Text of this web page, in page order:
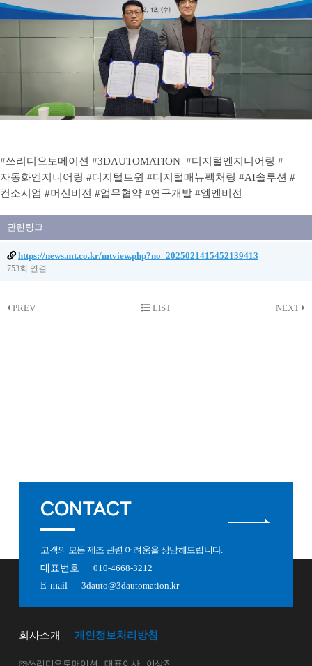
#쓰리디오토메이션 #3DAUTOMATION #디지털엔지니어링 #
자동화엔지니어링 #디지털트윈 #디지털매뉴팩처링 #AI솔루션 #
컨소시엄 #머신비전 #업무협약 #연구개발 #엠엔비전
관련링크
https://news.mt.co.kr/mtview.php?no=2025021415452139413
753회 연결
PREV NEXT
LIST
CONTACT
고객의 모든 제조 관련 어려움을 상담해드립니다.
대표번호 010-4668-3212
E-mail 3dauto@3dautomation.kr
회사소개 개인정보처리방침